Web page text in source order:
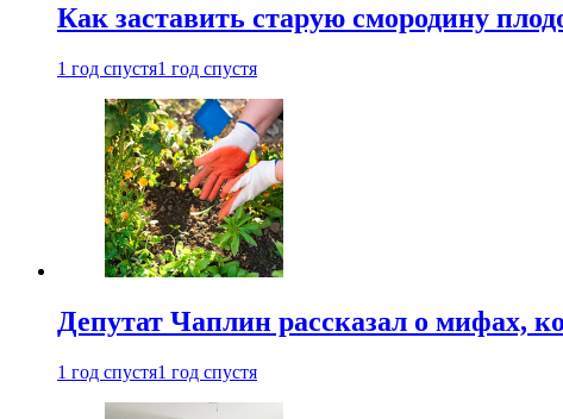
Как заставить старую смородину
1 год спустя1 год спустя
Депутат Чаплин рассказал о мифах,
1 год спустя1 год спустя